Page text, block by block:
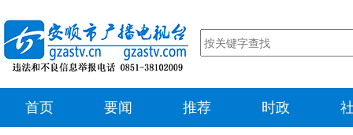
首页 要闻 推荐 时政